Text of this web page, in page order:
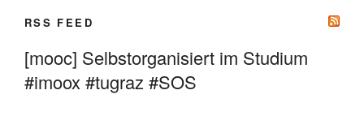
RSS FEED
[mooc] Selbstorganisiert im Studium
#imoox #tugraz #SOS